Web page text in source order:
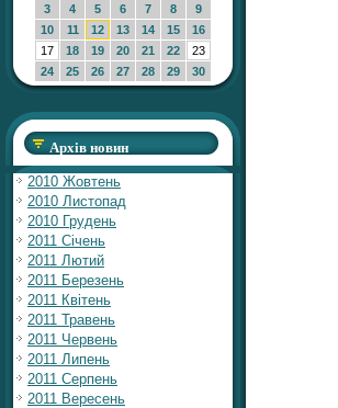
3
4 5 6 7 8
9
10
11 12 13 14 15
16
17
18 19 20 21 22
23
24
25 26 27 28 29 30
Архів новин
2010 Жовтень
2010 Листопад
2010 Грудень
2011 Січень
2011 Лютий
2011 Березень
2011 Квітень
2011 Травень
2011 Червень
2011 Липень
2011 Серпень
2011 Вересень